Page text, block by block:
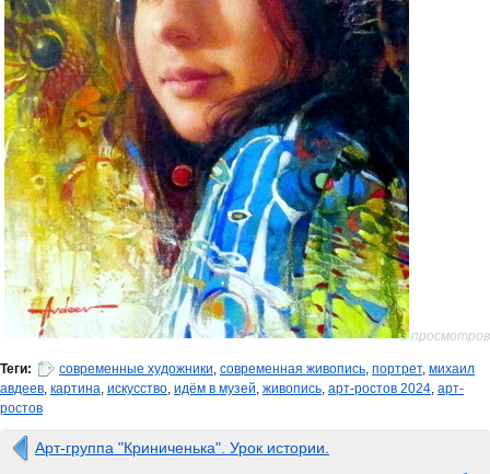
0 просмотров
Теги: современные художники, современная живопись, портрет, михаил
авдеев, картина, искусство, идём в музей, живопись, арт-ростов 2024, арт-
ростов
Арт-группа "Криниченька". Урок истории.